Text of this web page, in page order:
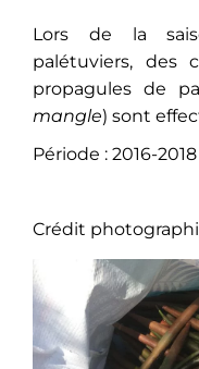
Lors de la
palétuviers, des
propagules de
mangle) sont
Période : 2016-2018
Crédit